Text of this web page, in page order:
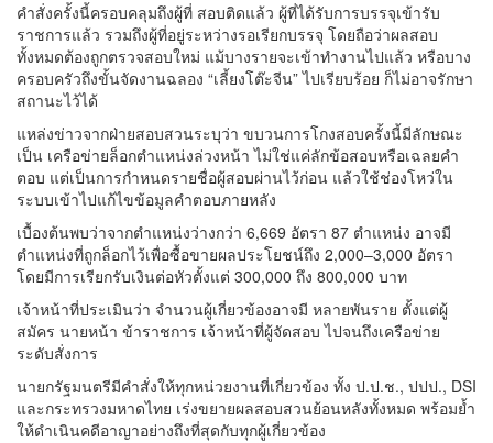
คำสั่งครั้งนี้ครอบคลุมถึงผู้ที่ สอบติดแล้ว ผู้ที่ได้รับการบรรจุเข้ารับ
ราชการแล้ว รวมถึงผู้ที่อยู่ระหว่างรอเรียกบรรจุ โดยถือว่าผลสอบ
ทั้งหมดต้องถูกตรวจสอบใหม่ แม้บางรายจะเข้าทำงานไปแล้ว หรือบาง
ครอบครัวถึงขั้นจัดงานฉลอง “เลี้ยงโต๊ะจีน” ไปเรียบร้อย ก็ไม่อาจรักษา
สถานะไว้ได้
แหล่งข่าวจากฝ่ายสอบสวนระบุว่า ขบวนการโกงสอบครั้งนี้มีลักษณะ
เป็น เครือข่ายล็อกตำแหน่งล่วงหน้า ไม่ใช่แค่ลักข้อสอบหรือเฉลยคำ
ตอบ แต่เป็นการกำหนดรายชื่อผู้สอบผ่านไว้ก่อน แล้วใช้ช่องโหว่ใน
ระบบเข้าไปแก้ไขข้อมูลคำตอบภายหลัง
เบื้องต้นพบว่าจากตำแหน่งว่างกว่า 6,669 อัตรา 87 ตำแหน่ง อาจมี
ตำแหน่งที่ถูกล็อกไว้เพื่อซื้อขายผลประโยชน์ถึง 2,000–3,000 อัตรา
โดยมีการเรียกรับเงินต่อหัวตั้งแต่ 300,000 ถึง 800,000 บาท
เจ้าหน้าที่ประเมินว่า จำนวนผู้เกี่ยวข้องอาจมี หลายพันราย ตั้งแต่ผู้
สมัคร นายหน้า ข้าราชการ เจ้าหน้าที่ผู้จัดสอบ ไปจนถึงเครือข่าย
ระดับสั่งการ
นายกรัฐมนตรีมีคำสั่งให้ทุกหน่วยงานที่เกี่ยวข้อง ทั้ง ป.ป.ช., ปปป., DSI
และกระทรวงมหาดไทย เร่งขยายผลสอบสวนย้อนหลังทั้งหมด พร้อมย้ำ
ให้ดำเนินคดีอาญาอย่างถึงที่สุดกับทุกผู้เกี่ยวข้อง